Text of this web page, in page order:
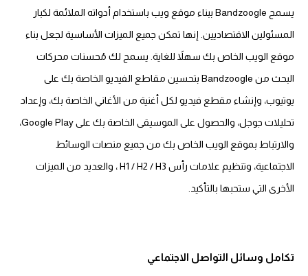
يسمح Bandzoogle ببناء موقع ويب باستخدام أدواته الملائمة لكبار
المسئولين الاقتصاديين. إنها تمكن جميع الميزات الأساسية لجعل بناء
موقع الويب الخاص بك سهلاً للغاية. يسمح لك مُحسنات محركات
البحث من Bandzoogle بتحسين مقاطع الفيديو الخاصة بك على
يوتيوب، وإنشاء مقطع فيديو لكل أغنية من الأغاني الخاصة بك، وإعداد
تحليلات جوجل، والحصول على الموسيقى الخاصة بك على Google Play،
والارتباط بموقع الويب الخاص بك من جميع منصات الوسائط
الاجتماعية، وتنظيم علامات رأس H1 / H2 / H3 ، والعديد من الميزات
الأخرى التي ستحبها بالتأكيد.
تكامل وسائل التواصل الاجتماعي